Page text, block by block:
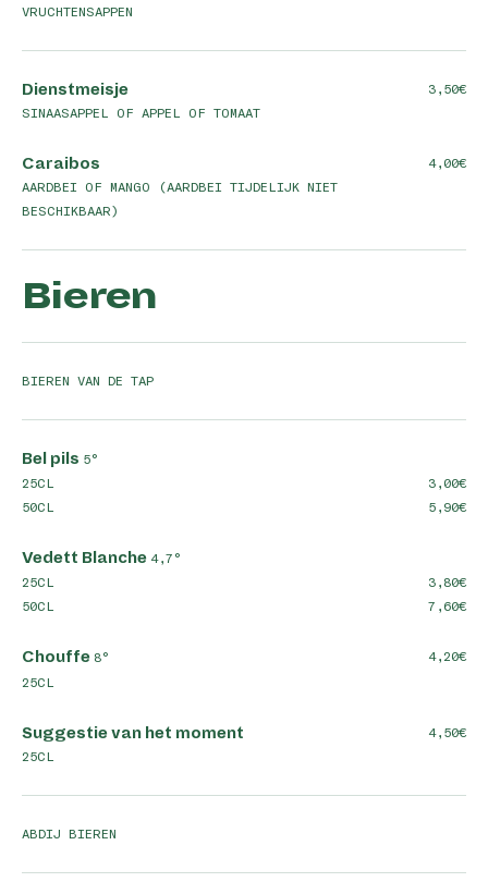
VRUCHTENSAPPEN
Dienstmeisje
SINAASAPPEL OF APPEL OF TOMAAT
3,50
Caraibos
AARDBEI OF MANGO (AARDBEI TIJDELIJK NIET
BESCHIKBAAR)
4,00
Bieren
BIEREN VAN DE TAP
Bel pils 5°
25CL
3,00
50CL
5,90
Vedett Blanche 4,7°
25CL
3,80
50CL
7,60
Chouffe 8°
25CL
4,20
Suggestie van het moment
25CL
4,50
ABDIJ BIEREN